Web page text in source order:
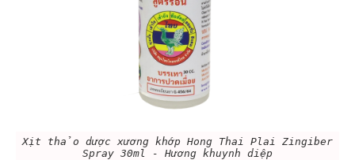
Xịt thảo dược xương khớp Hong Thai Plai Zingiber
Spray 30ml - Hương khuynh diệp